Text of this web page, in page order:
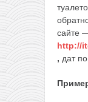
сайте
http://
, дат